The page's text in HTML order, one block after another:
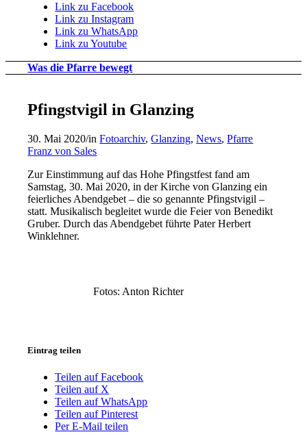
Link zu Facebook
Link zu Instagram
Link zu WhatsApp
Link zu Youtube
Was die Pfarre bewegt
Pfingstvigil in Glanzing
30. Mai 2020/inFotoarchiv,Glanzing,News,Pfarre
Franz von Sales
Zur Einstimmung auf das Hohe Pfingstfest fand am
Samstag, 30. Mai 2020, in der Kirche von Glanzing ein
feierliches Abendgebet – die so genannte Pfingstvigil –
statt. Musikalisch begleitet wurde die Feier von Benedikt
Gruber. Durch das Abendgebet führte Pater Herbert
Winklehner.
Fotos: Anton Richter
Eintrag teilen
Teilen auf Facebook
Teilen auf X
Teilen auf WhatsApp
Teilen auf Pinterest
Per E-Mail teilen